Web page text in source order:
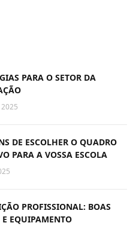
PARA O SETOR DA
DE ESCOLHER O QUADRO
PARA A VOSSA ESCOLA
PROFISSIONAL: BOAS
E EQUIPAMENTO